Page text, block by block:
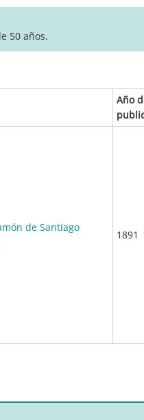
50 años.
Año
de Santiago
1891